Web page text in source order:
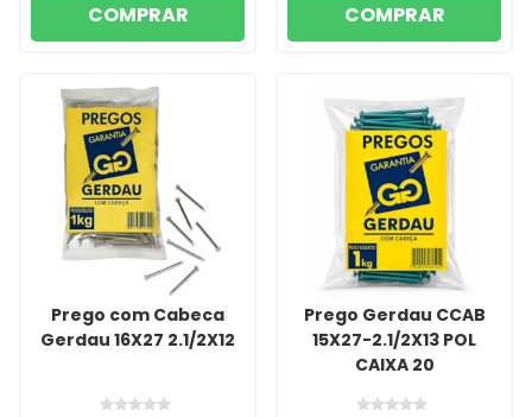
COMPRAR COMPRAR
Prego com Cabeca
Gerdau 16X27 2.1/2X12
Prego Gerdau CCAB
15X27-2.1/2X13 POL
CAIXA 20